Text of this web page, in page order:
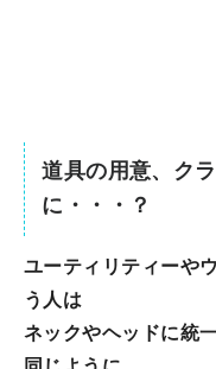
道具の用意、ク
に・・・？
ユーティリティーや
う人は
ネックやヘッドに統